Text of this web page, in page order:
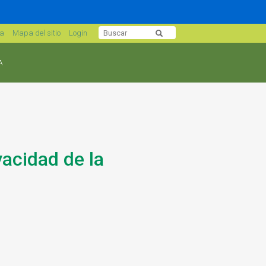
Mapa del sitio Login
de la